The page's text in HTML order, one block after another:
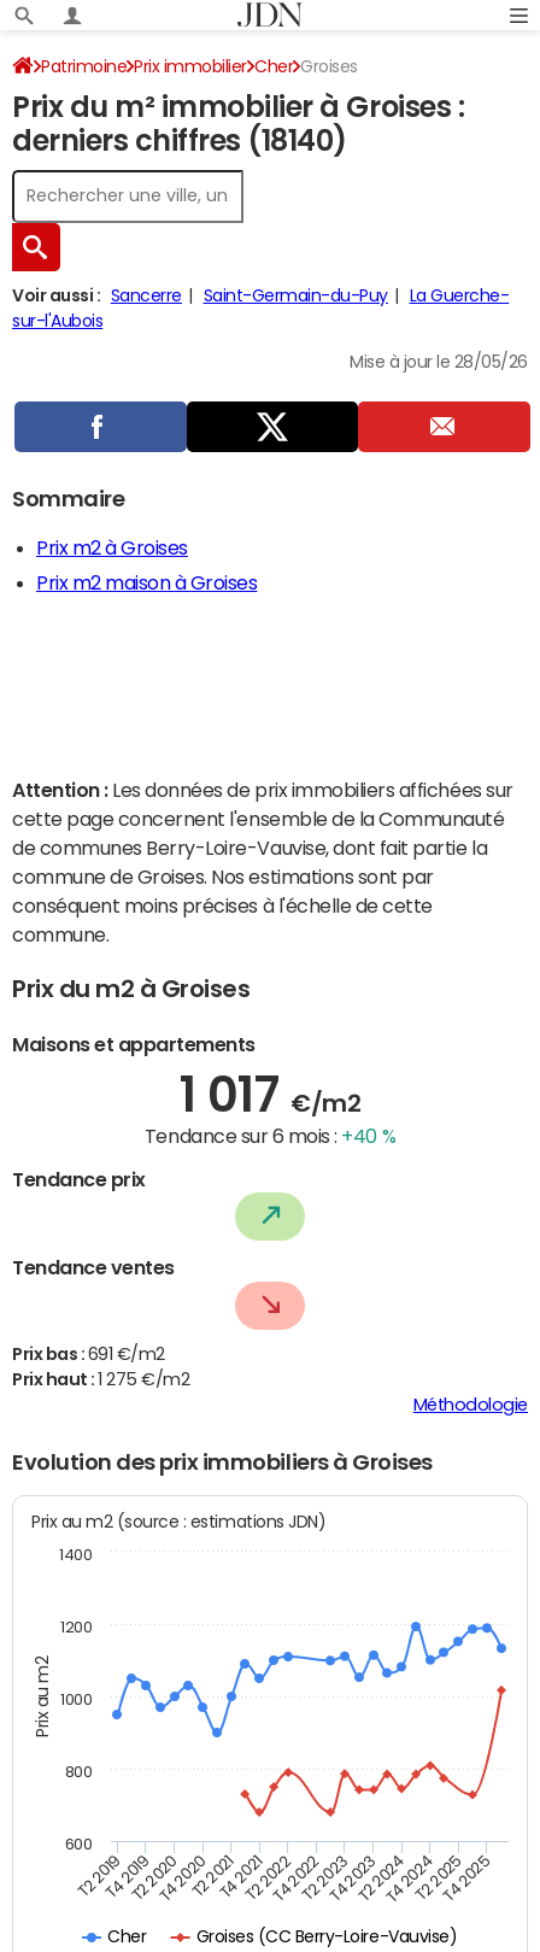
Patrimoine Prix immobilier Cher Groises
Prix du m² immobilier à Groises :
derniers chiffres (18140)
Voir aussi : Sancerre Saint-Germain-du-Puy
La Guerche-
sur-l'Aubois
Mise à jour le 28/05/26
Sommaire
Prix m2 à Groises
Prix m2 maison à Groises
Attention : Les données de prix immobiliers affichées sur
cette page concernent l'ensemble de la Communauté
de communes Berry-Loire-Vauvise, dont fait partie la
commune de Groises. Nos estimations sont par
conséquent moins précises à l'échelle de cette
commune.
Prix du m2 à Groises
Maisons et appartements
1 017 €/m2
Tendance sur 6 mois : +40 %
Tendance prix
Tendance ventes
Prix bas : 691 €/m2
Prix haut :
1 275 €/m2
Méthodologie
Evolution des prix immobiliers à Groises
Prix au m2
Prix au m2 (source : estimations JDN)
Cher Groises (CC Berry-Loire-Vauvise)
T2 2019T4 2019T2 2020T4 2020T2 2021T4 2021T2 2022T4 2022T2 2023T4 2023T2 2024T4 2024T2 2025T4 2025
600
800
1000
1200
1400